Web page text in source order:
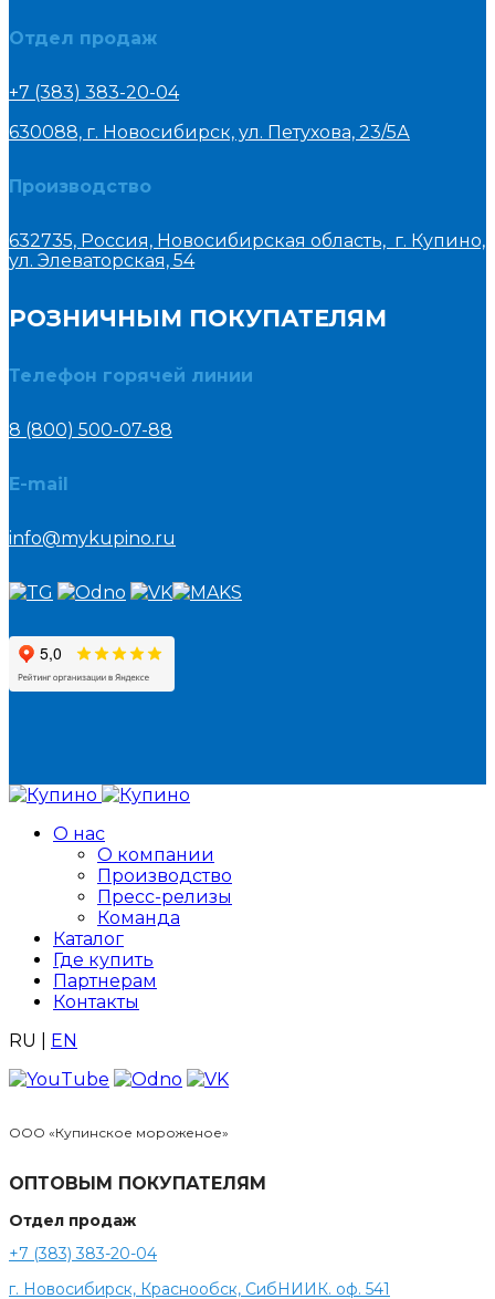
Отдел продаж
+7 (383) 383-20-04
630088, г. Новосибирск, ул. Петухова, 23/5А
Производство
632735, Россия, Новосибирская область, г. Купино,
ул. Элеваторская, 54
РОЗНИЧНЫМ ПОКУПАТЕЛЯМ
Телефон горячей линии
8 (800) 500-07-88
E-mail
info@mykupino.ru
О нас
О компании
Производство
Пресс-релизы
Команда
Каталог
Где купить
Партнерам
Контакты
RU
EN
ООО «Купинское мороженое»
ОПТОВЫМ ПОКУПАТЕЛЯМ
Отдел продаж
+7 (383) 383-20-04
г. Новосибирск, Краснообск, СибНИИК. оф. 541